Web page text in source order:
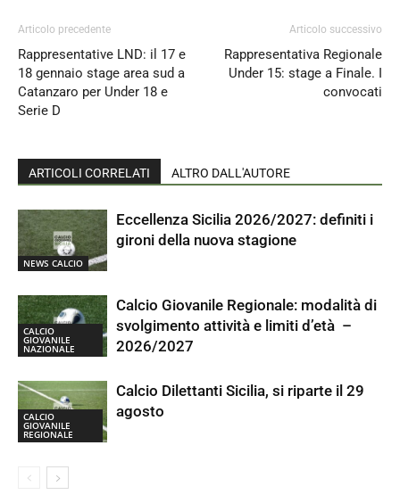
Articolo precedente
Rappresentative LND: il 17 e
18 gennaio stage area sud a
Catanzaro per Under 18 e
Serie D
Articolo successivo
Rappresentativa Regionale
Under 15: stage a Finale. I
convocati
ARTICOLI CORRELATI ALTRO DALL'AUTORE
NEWS CALCIO
Eccellenza Sicilia 2026/2027: definiti i
gironi della nuova stagione
CALCIO
GIOVANILE
NAZIONALE
Calcio Giovanile Regionale: modalità di
svolgimento attività e limiti d’età –
2026/2027
CALCIO
GIOVANILE
REGIONALE
Calcio Dilettanti Sicilia, si riparte il 29
agosto